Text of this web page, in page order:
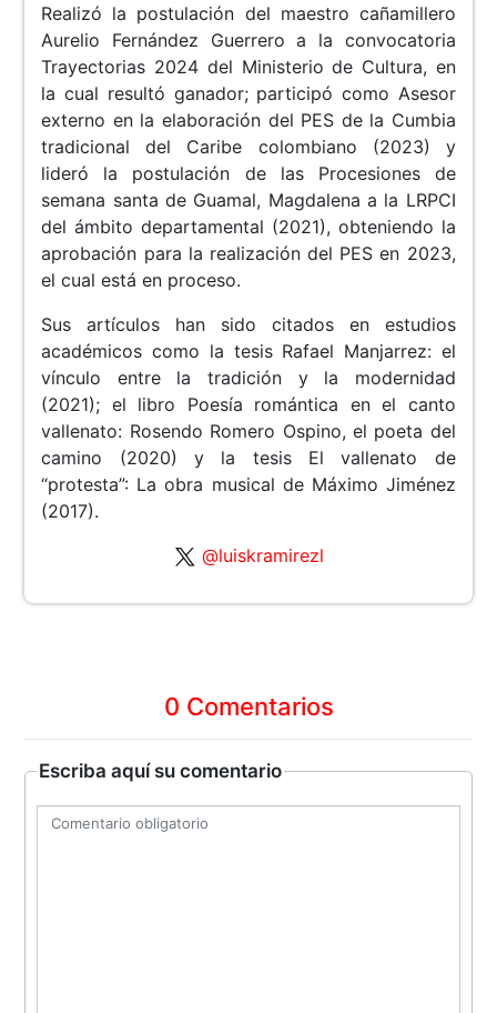
Realizó la postulación del maestro cañamillero
Aurelio Fernández Guerrero a la convocatoria
Trayectorias 2024 del Ministerio de Cultura, en
la cual resultó ganador; participó como Asesor
externo en la elaboración del PES de la Cumbia
tradicional del Caribe colombiano (2023) y
lideró la postulación de las Procesiones de
semana santa de Guamal, Magdalena a la LRPCI
del ámbito departamental (2021), obteniendo la
aprobación para la realización del PES en 2023,
el cual está en proceso.
Sus artículos han sido citados en estudios
académicos como la tesis Rafael Manjarrez: el
vínculo entre la tradición y la modernidad
(2021); el libro Poesía romántica en el canto
vallenato: Rosendo Romero Ospino, el poeta del
camino (2020) y la tesis El vallenato de
“protesta”: La obra musical de Máximo Jiménez
(2017).
@luiskramirezl
0 Comentarios
Escriba aquí su comentario